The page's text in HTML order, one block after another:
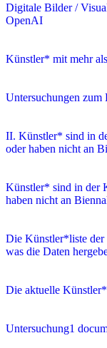
Digitale Bilder /
OpenAI
Künstler* mit mehr
Untersuchungen zum
II. Künstler* sind in
oder haben nicht an
Künstler* sind in der
haben nicht an
Die Künstler*liste
was die Daten
Die aktuelle
Untersuchung1